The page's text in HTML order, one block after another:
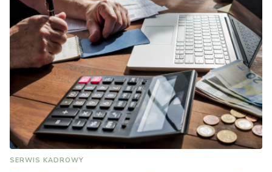
SERWIS KADROWY